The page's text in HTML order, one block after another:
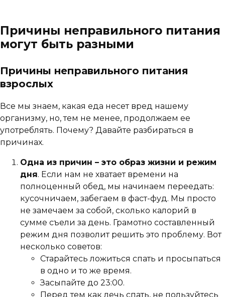
Причины неправильного питания
могут быть разными
Причины неправильного питания
взрослых
Все мы знаем, какая еда несет вред нашему
организму, но, тем не менее, продолжаем ее
употреблять. Почему? Давайте разбираться в
причинах.
Одна из причин – это образ жизни и режим
дня. Если нам не хватает времени на
полноценный обед, мы начинаем переедать:
кусочничаем, забегаем в фаст-фуд. Мы просто
не замечаем за собой, сколько калорий в
сумме съели за день. Грамотно составленный
режим дня позволит решить это проблему. Вот
несколько советов:
Старайтесь ложиться спать и просыпаться
в одно и то же время.
Засыпайте до 23:00.
Перед тем как лечь спать, не пользуйтесь